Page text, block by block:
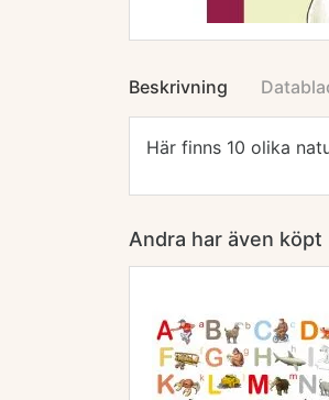
Beskrivning
Här finns 10 olika
Andra har även köpt